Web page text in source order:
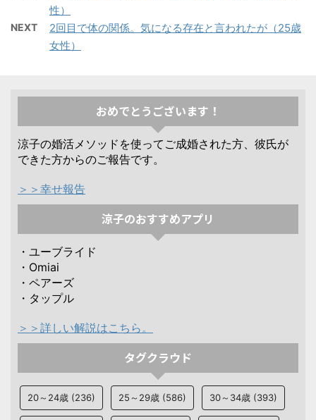
性）
NEXT
2回目で体の関係。気になる存在と言われたが（25歳
女性）
おめでとうございます！
涼子の婚活メソッドを使ってご成婚された方、彼氏が
できた方からのご報告です。
＞＞幸せ報告
涼子のおすすめアプリ
・ユーブライド
・Omiai
・ペアーズ
・タップル
＞＞詳しい解説はこちら。
タグクラウド
20～24歳 (236) 25～29歳 (586) 30～34歳 (393)